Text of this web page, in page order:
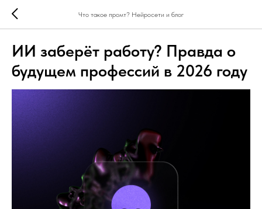
Что такое промт? Нейросети и блог
ИИ заберёт работу? Правда о
будущем профессий в 2026 году